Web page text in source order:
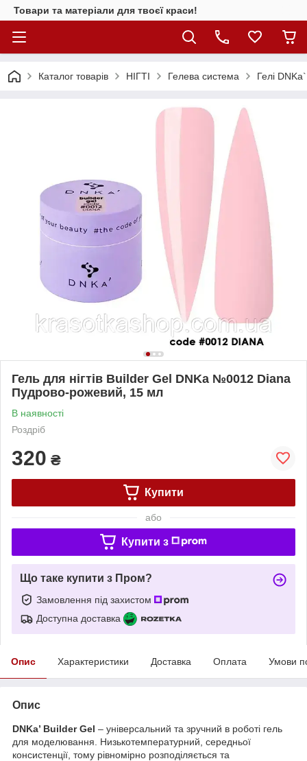
Товари та матеріали для твоєї краси!
Каталог товарiв НІГТІ Гелева система Гелі DNKa`
Гель для нігтів Builder Gel DNKa №0012 Diana
Пудрово-рожевий, 15 мл
В наявності
Роздріб
320 ₴
Купити
або
Купити з
Що таке купити з Пром?
Замовлення під захистом
Доступна доставка
Опис Характеристики Доставка Оплата Умови
Опис
DNKa’ Builder Gel – універсальний та зручний в роботі гель
для моделювання. Низькотемпературний, середньої
консистенції, тому рівномірно розподіляється та